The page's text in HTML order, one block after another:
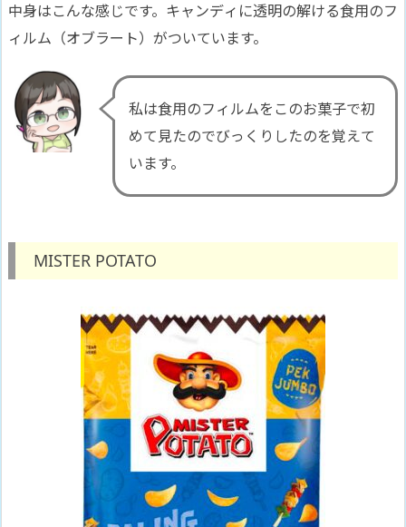
中身はこんな感じです。キャンディに透明の解ける食用のフ
ィルム（オブラート）がついています。
私は食用のフィルムをこのお菓子で初
めて見たのでびっくりしたのを覚えて
います。
MISTER POTATO